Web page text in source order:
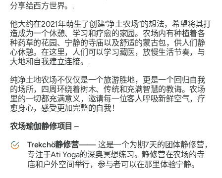
分享给西方世界。.
他大约在2021年萌生了创建“净土农场”的想法，希望将其打
造成为一个休憩、学习和疗愈的家园。农场内有种植着各
种药草的花园、宁静的寺庙以及舒适的蒙古包，供人们静
心休憩。在这里，人们可以学习藏医，放慢生活节奏，与
大地和自我建立连接。.
纯净土地农场不仅仅是一个旅游胜地，更是一个回归自我
的场所，四周环绕着树木、传统和充满智慧的教诲。农场
里的一切都充满意义，邀请每一位客人呼吸新鲜空气，疗
愈身心，感受更加完整的自我！
农场瑜伽静修项目 –
Trekchö静修营—— 这是一个为期7天的团体静修营，
专注于Ati Yoga的深奥冥想练习。静修营在农场的寺
庙和户外空间举行，参与者可以在那里体验宁静。